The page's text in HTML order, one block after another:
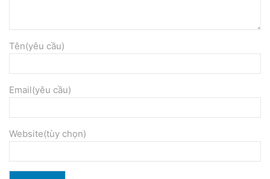
Tên(yêu cầu)
Email(yêu cầu)
Website(tùy chọn)